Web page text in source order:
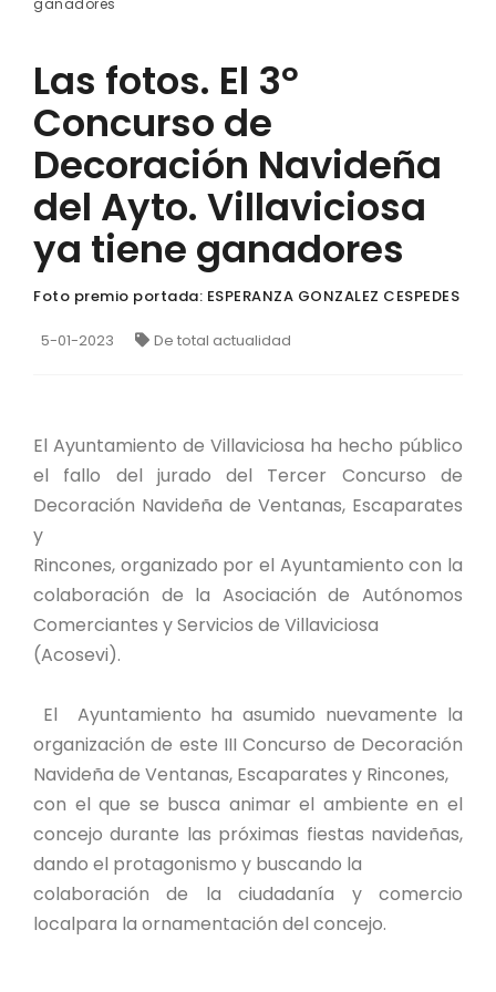
Las fotos. El 3º
Concurso de
Decoración Navideña
del Ayto. Villaviciosa
ya tiene ganadores
Foto premio portada: ESPERANZA GONZALEZ CESPEDES
5-01-2023 De total actualidad
El Ayuntamiento de Villaviciosa ha hecho público
el fallo del jurado del Tercer Concurso de
Decoración Navideña de Ventanas, Escaparates
y
Rincones, organizado por el Ayuntamiento con la
colaboración de la Asociación de Autónomos
Comerciantes y Servicios de Villaviciosa
(Acosevi).
El Ayuntamiento ha asumido nuevamente la
organización de este III Concurso de Decoración
Navideña de Ventanas, Escaparates y Rincones,
con el que se busca animar el ambiente en el
concejo durante las próximas fiestas navideñas,
dando el protagonismo y buscando la
colaboración de la ciudadanía y comercio
localpara la ornamentación del concejo.